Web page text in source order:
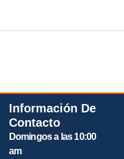
Información De
Contacto
Domingos a las 10:00
am